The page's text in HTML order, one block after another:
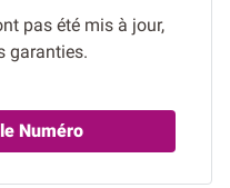
pas été mis à jour,
garanties.
Numéro